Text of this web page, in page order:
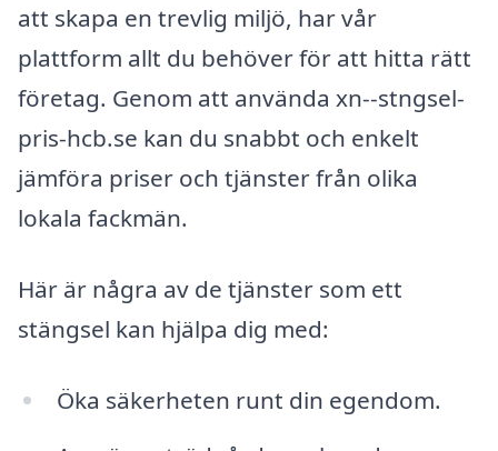
att skapa en trevlig miljö, har vår
plattform allt du behöver för att hitta rätt
företag. Genom att använda xn--stngsel-
pris-hcb.se kan du snabbt och enkelt
jämföra priser och tjänster från olika
lokala fackmän.
Här är några av de tjänster som ett
stängsel kan hjälpa dig med:
Öka säkerheten runt din egendom.